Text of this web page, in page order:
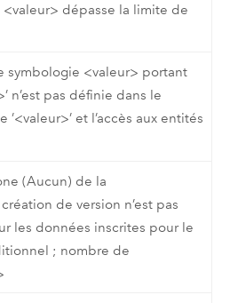
dépasse la limite de
symbologie <valeur> portant
n’est pas définie dans le
et l’accès aux entités
(Aucun) de la
de version n’est pas
les données inscrites pour le
; nombre de